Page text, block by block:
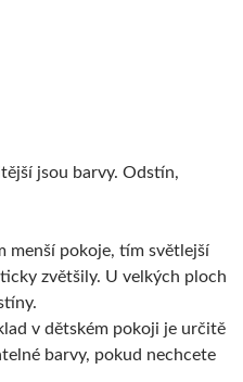
jsou barvy. Odstín,
menší pokoje, tím světlejší
zvětšily. U velkých ploch
v dětském pokoji je určitě
barvy, pokud nechcete